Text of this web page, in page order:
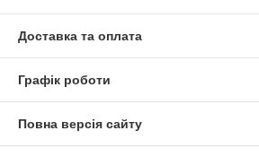
Доставка та оплата
Графік роботи
Повна версія сайту